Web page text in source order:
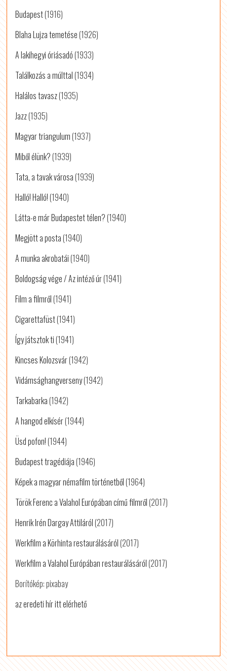
Budapest(1916)
Blaha Lujza temetése(1926)
A lakihegyi óriásadó(1933)
Találkozás a múlttal(1934)
Halálos tavasz(1935)
Jazz(1935)
Magyar triangulum(1937)
Miből élünk?(1939)
Tata, a tavak városa(1939)
Halló! Halló!(1940)
Látta-e már Budapestet télen?(1940)
Megjött a posta(1940)
A munka akrobatái(1940)
Boldogság vége / Az intéző úr(1941)
Film a filmről(1941)
Cigarettafüst(1941)
Így játsztok ti(1941)
Kincses Kolozsvár(1942)
Vidámsághangverseny(1942)
Tarkabarka(1942)
A hangod elkísér(1944)
Üsd pofon!(1944)
Budapest tragédiája(1946)
Képek a magyar némafilm történetből(1964)
Török Ferenc a Valahol Európában című filmről(2017)
Henrik Irén Dargay Attiláról(2017)
Werkfilm a Körhinta restaurálásáról(2017)
Werkfilm a Valahol Európában restaurálásáról(2017)
Borítókép: pixabay
az eredeti hír itt elérhető